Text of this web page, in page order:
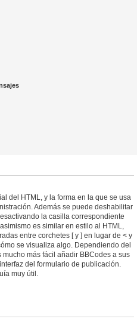
del HTML, y la forma en la que se usa
Además se puede deshabilitar
la casilla correspondiente
es similar en estilo al HTML,
entre corchetes [ y ] en lugar de < y
se visualiza algo. Dependiendo del
más fácil añadir BBCodes a sus
del formulario de publicación.
muy útil.